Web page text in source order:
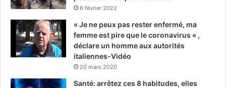
6 février 2022
« Je ne peux pas rester enfermé, ma
femme est pire que le coronavirus « ,
déclare un homme aux autorités
italiennes-Vidéo
20 mars 2020
Santé: arrêtez ces 8 habitudes, elles